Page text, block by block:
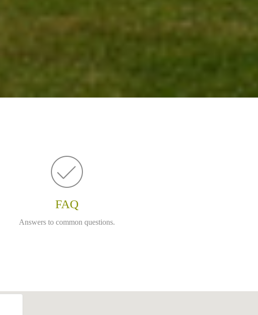
FAQ
Answers to common questions.